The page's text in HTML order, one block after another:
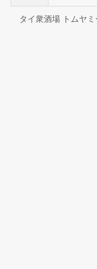
タイ衆酒場 トムヤ